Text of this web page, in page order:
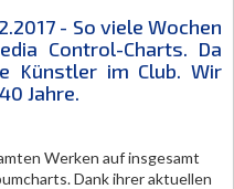
- So viele Wochen
Control-Charts. Da
Künstler im Club. Wir
Jahre.
Werken auf insgesamt
Dank ihrer aktuellen